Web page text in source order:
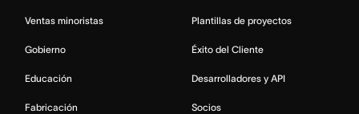
Ventas minoristas
Gobierno
Educación
Fabricación
Plantillas de proyectos
Éxito del Cliente
Desarrolladores y API
Socios